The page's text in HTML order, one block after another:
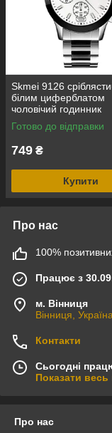
Skmei 9126
білим циферблатом
чоловічий годинник
Готово до відправки
749 ₴
Купити
Про нас
100%
Працює з
м. Вінниця
Вінниця,
Контакти
Сьогодні
Показати весь
Про нас